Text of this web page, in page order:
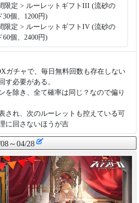
限定 > ルーレットギフトIII (流砂の
個、1200円)
限定 > ルーレットギフトIV (流砂の
個、2400円)
ガチャで、毎日無料回数も存在しない
す必要がある。
を除き、全て確率は同じ？なので偏り
され、次のルーレットも控えている可
に回さないほうが吉
～04/28